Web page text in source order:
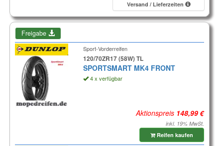
Versand / Lieferzeiten
Freigabe
Sport-Vorderreifen
120/70ZR17 (58W) TL
SPORTSMART MK4 FRONT
4 x verfügbar
Aktionspreis
inkl. 19% MwSt.
Reifen kaufen